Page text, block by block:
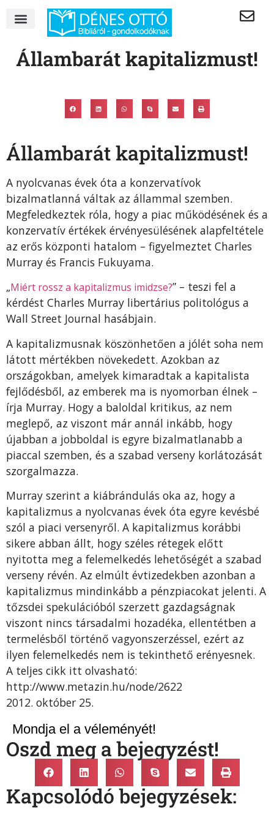
Állambarát kapitalizmust!
Állambarát kapitalizmust!
A nyolcvanas évek óta a konzervatívok
bizalmatlanná váltak az állammal szemben.
Megfeledkeztek róla, hogy a piac működésének és a
konzervatív értékek érvényesülésének alapfeltétele
az erős központi hatalom – figyelmeztet Charles
Murray és Francis Fukuyama.
„Miért rossz a kapitalizmus imidzse?” – teszi fel a
kérdést Charles Murray libertárius politológus a
Wall Street Journal hasábjain.
A kapitalizmusnak köszönhetően a jólét soha nem
látott mértékben növekedett. Azokban az
országokban, amelyek kimaradtak a kapitalista
fejlődésből, az emberek ma is nyomorban élnek –
írja Murray. Hogy a baloldal kritikus, az nem
meglepő, az viszont már annál inkább, hogy
újabban a jobboldal is egyre bizalmatlanabb a
piaccal szemben, és a szabad verseny korlátozását
szorgalmazza.
Murray szerint a kiábrándulás oka az, hogy a
kapitalizmus a nyolcvanas évek óta egyre kevésbé
szól a piaci versenyről. A kapitalizmus korábbi
sikere abban állt, hogy széles rétegek előtt
nyitotta meg a felemelkedés lehetőségét a szabad
verseny révén. Az elmúlt évtizedekben azonban a
kapitalizmus mindinkább a pénzpiacokat jelenti. A
tőzsdei spekulációból szerzett gazdagságnak
viszont nincs társadalmi hozadéka, ellentétben a
termelésből történő vagyonszerzéssel, ezért az
ilyen felemelkedés nem is tekinthető erényesnek.
A teljes cikk itt olvasható:
http://www.metazin.hu/node/2622
2012. október 25.
Mondja el a véleményét!
Oszd meg a bejegyzést!
Kapcsolódó bejegyzések: